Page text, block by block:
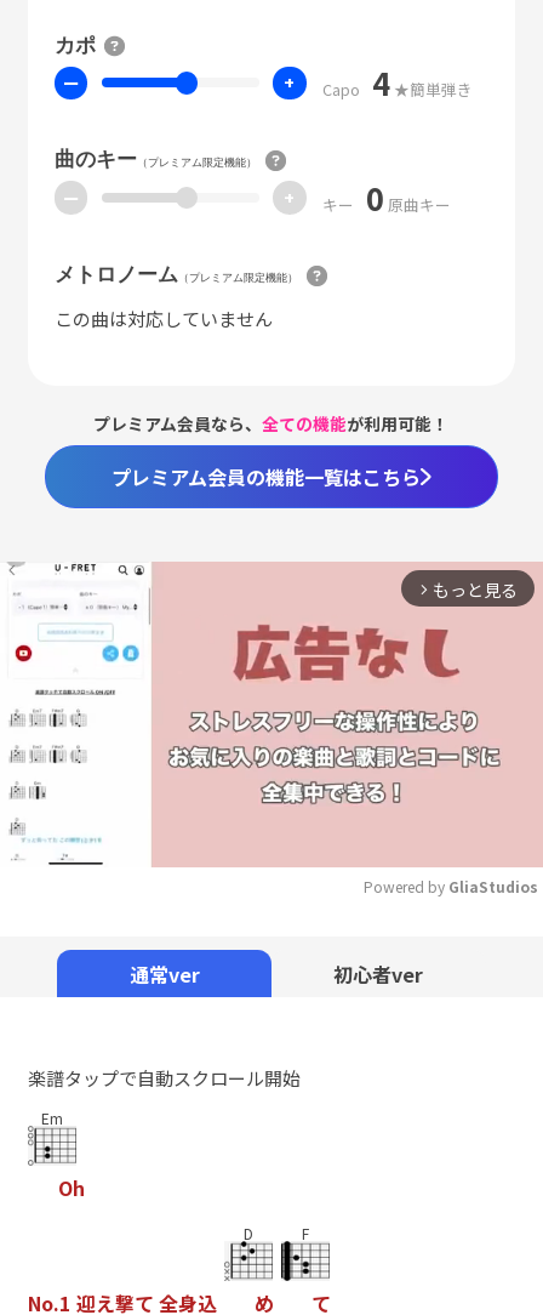
カポ
ー + Capo 4 ★簡単弾き
曲のキー（プレミアム限定機能）
ー + キー 0 原曲キー
メトロノーム （プレミアム限定機能）
この曲は対応していません
プレミアム会員なら、全ての機能が利用可能！
プレミアム会員の機能一覧はこちら
arrow_forward_ios もっと見る
Powered by GliaStudios
通常ver 初心者ver
楽譜タップで自動スクロール開始
Em
Oh
No.1 迎え撃て 全身込
D
め
F
て